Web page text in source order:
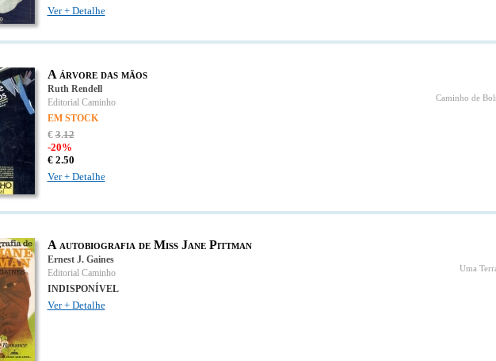
Ver + Detalhe
A árvore das mãos
Ruth Rendell
Editorial Caminho
EM STOCK
€3.12
-20%
€ 2.50
Ver + Detalhe
Caminho de
A autobiografia de Miss Jane Pittman
Ernest J. Gaines
Editorial Caminho
INDISPONÍVEL
Ver + Detalhe
Uma